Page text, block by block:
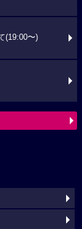
(19:00〜)